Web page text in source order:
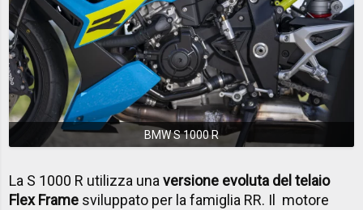
BMW S 1000 R
La S 1000 R utilizza unaversione evoluta del telaio
Flex Frame sviluppato per la famiglia RR. Il motore